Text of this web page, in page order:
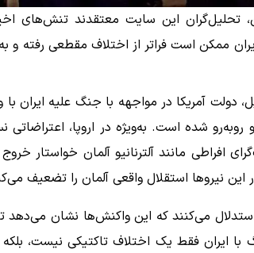
تحلیل‌گران این سایت معتقدند تنش‌های
ممکن است فراتر از اختلاف مقطعی رفته
دولت آمریکا در مواجهه با جنگ علیه ایران
روبه‌رو شده است. به‌ویژه در اروپا،
افراطی مانند آلترنانیو آلمان خواستار
نیروها استقلال واقعی آلمان را تضعیف
می‌کنند که این واکنش‌ها نشان می‌دهد
با ایران فقط یک اختلاف تاکتیکی نیست،